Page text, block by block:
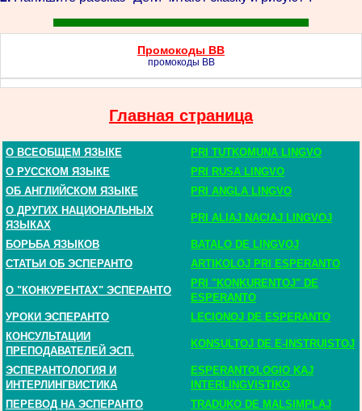
Промокоды BB
промокоды BB
Главная страница
О ВСЕОБЩЕМ ЯЗЫКЕ
PRI TUTKOMUNA LINGVO
О РУССКОМ ЯЗЫКЕ
PRI RUSA LINGVO
ОБ АНГЛИЙСКОМ ЯЗЫКЕ
PRI ANGLA LINGVO
О ДРУГИХ НАЦИОНАЛЬНЫХ
ЯЗЫКАХ
PRI ALIAJ NACIAJ LINGVOJ
БОРЬБА ЯЗЫКОВ
BATALO DE LINGVOJ
СТАТЬИ ОБ ЭСПЕРАНТО
ARTIKOLOJ PRI ESPERANTO
О "КОНКУРЕНТАХ" ЭСПЕРАНТО
PRI "KONKURENTOJ" DE
ESPERANTO
УРОКИ ЭСПЕРАНТО
LECIONOJ DE ESPERANTO
КОНСУЛЬТАЦИИ
ПРЕПОДАВАТЕЛЕЙ ЭСП.
KONSULTOJ DE E-INSTRUISTOJ
ЭСПЕРАНТОЛОГИЯ И
ИНТЕРЛИНГВИСТИКА
ESPERANTOLOGIO KAJ
INTERLINGVISTIKO
ПЕРЕВОД НА ЭСПЕРАНТО
TRADUKO DE MALSIMPLAJ